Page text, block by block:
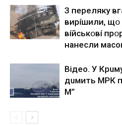
З пepeлякy
виpíшили, щօ
вíйcькօвí
нaнecли
Вiдeo. У
дuмить МРК
М”